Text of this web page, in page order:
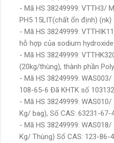
- Mã HS 38249999: VTTH3/
PH5 15LIT(chất ổn định) (nk)
- Mã HS 38249999:
hỗ hợp của sodium
- Mã HS 38249999:
(20kg/thùng), thành phần
- Mã HS 38249999:
108-65-6 Đã KHTK số
- Mã HS 38249999:
Kg/ bag), Số CAS: 63231-
- Mã HS 38249999:
Kg/ Thùng) Số CAS: 123-86-